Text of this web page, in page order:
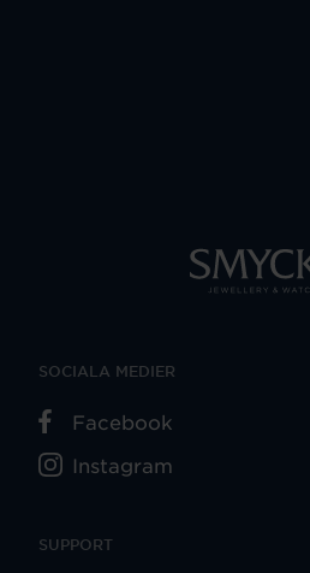
SUPPORT
SOCIALA MEDIER
Facebook
Instagram